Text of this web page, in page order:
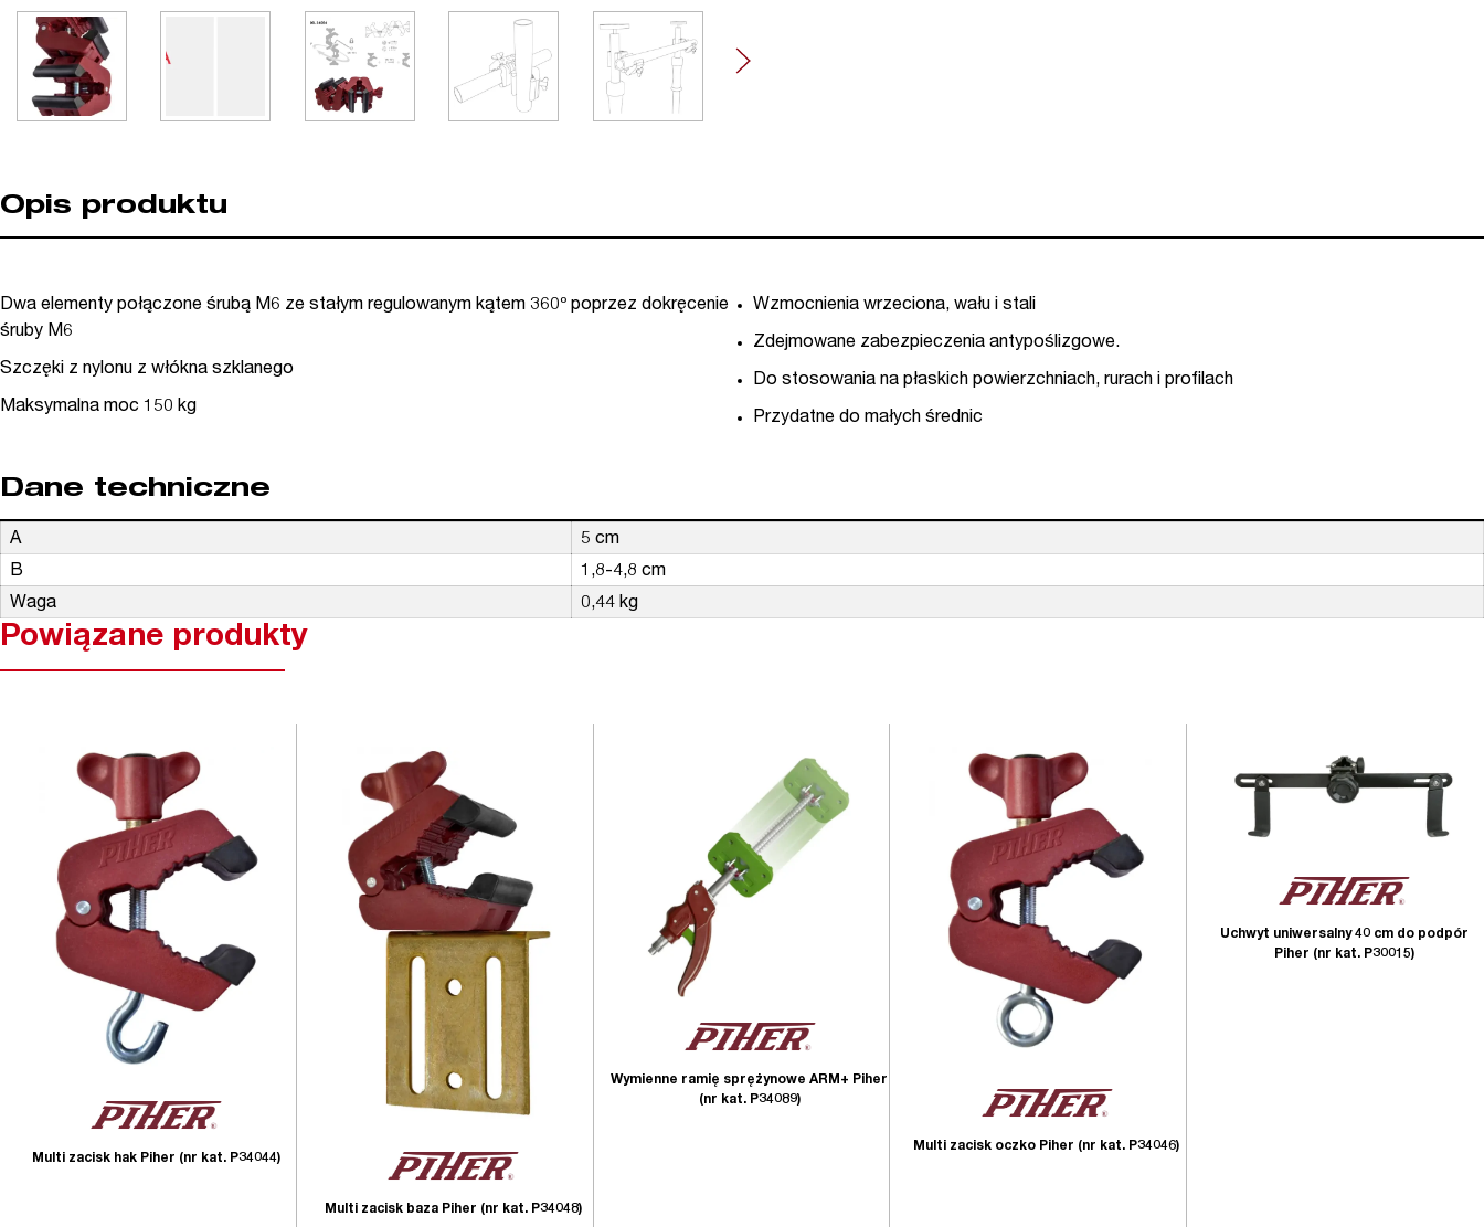
Opis produktu
Dwa elementy połączone śrubą M6 ze stałym regulowanym kątem 360º poprzez dokręcenie
śruby M6
Szczęki z nylonu z włókna szklanego
Maksymalna moc 150 kg
Wzmocnienia wrzeciona, wału i stali
Zdejmowane zabezpieczenia antypoślizgowe.
Do stosowania na płaskich powierzchniach, rurach i profilach
Przydatne do małych średnic
Dane techniczne
A
5 cm
B
1,8-4,8 cm
Waga
0,44 kg
Powiązane produkty
Multi zacisk hak Piher (nr kat. P34044)
Multi zacisk baza Piher (nr kat. P34048)
Wymienne ramię sprężynowe ARM+ Piher
(nr kat. P34089)
Multi zacisk oczko Piher (nr kat. P34046)
Uchwyt uniwersalny 40 cm do podpór
Piher (nr kat. P30015)